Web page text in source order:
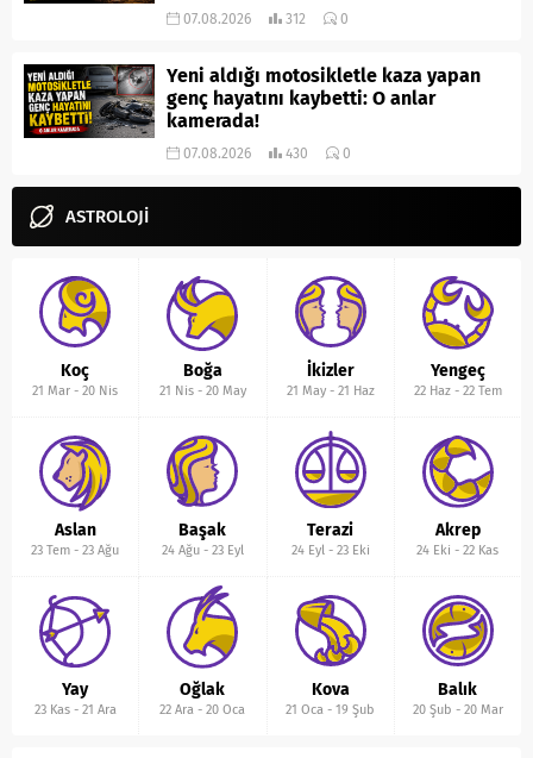
07.08.2026 312 0
Yeni aldığı motosikletle kaza yapan
genç hayatını kaybetti: O anlar
kamerada!
07.08.2026 430 0
ASTROLOJİ
Koç
21 Mar -20 Nis
Boğa
21 Nis- 20 May
İkizler
21 May- 21 Haz
Yengeç
22 Haz- 22 Tem
Aslan
23 Tem -23 Ağu
Başak
24 Ağu- 23 Eyl
Terazi
24 Eyl- 23 Eki
Akrep
24 Eki -22 Kas
Yay
23 Kas- 21 Ara
Oğlak
22 Ara -20 Oca
Kova
21 Oca -19 Şub
Balık
20 Şub - 20 Mar